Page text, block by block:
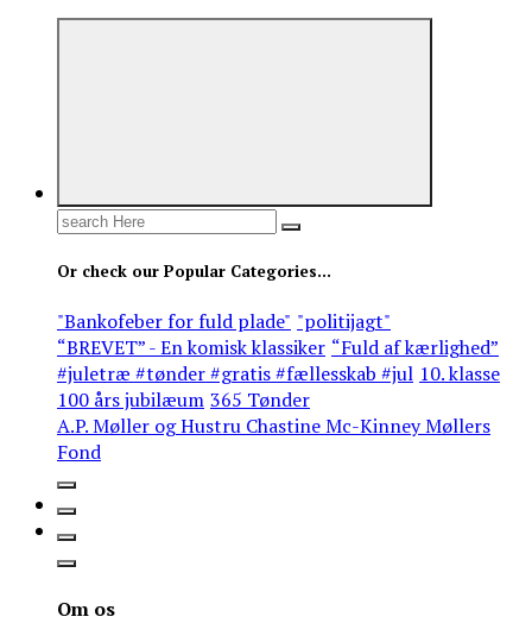
Search
Or check our Popular Categories...
"Bankofeber for fuld plade" "politijagt"
“BREVET” - En komisk klassiker “Fuld af kærlighed”
#juletræ #tønder #gratis #fællesskab #jul 10. klasse
100 års jubilæum 365 Tønder
A.P. Møller og Hustru Chastine Mc-Kinney Møllers
Fond
Om os